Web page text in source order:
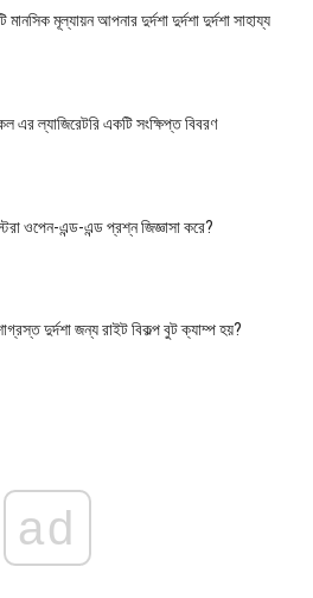
মানসিক মূল্যায়ন আপনার দুর্দশা দুর্দশা দুর্দশা সাহায্য
এর ল্যাজিরেটরি একটি সংক্ষিপ্ত বিবরণ
ওপেন-এন্ড-এন্ড প্রশ্ন জিজ্ঞাসা করে?
দুর্দশা জন্য রাইট বিকল্প বুট ক্যাম্প হয়?
ad